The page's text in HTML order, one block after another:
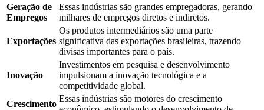
Geração de
Empregos
Essas indústrias são grandes empregadoras, gerando
milhares de empregos diretos e indiretos.
Exportações
Os produtos intermediários são uma parte
significativa das exportações brasileiras, trazendo
divisas importantes para o país.
Inovação
Investimentos em pesquisa e desenvolvimento
impulsionam a inovação tecnológica e a
competitividade global.
Crescimento
Essas indústrias são motores do crescimento